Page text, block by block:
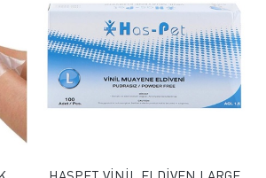
FAVORILERE EKLE